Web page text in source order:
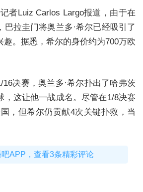
者Luiz Carlos Largo报道，由于在
巴拉圭门将奥兰多·希尔已经吸引了
趣。据悉，希尔的身价约为700万欧
决赛，奥兰多·希尔扑出了哈弗茨
，这让他一战成名。尽管在1/8决赛
，但希尔仍贡献4次关键扑救，当
APP，查看3条精彩评论